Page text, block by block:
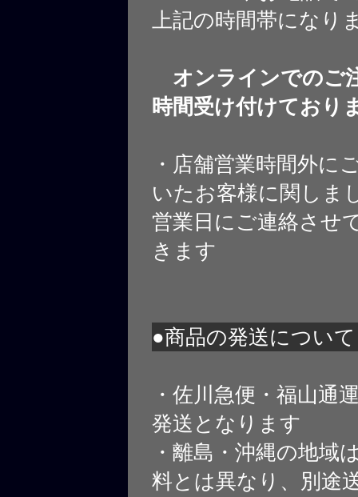
上記の時間帯になり
オンラインでのご
時間受け付けており
・店舗営業時間外に
いたお客様に関しま
営業日にご連絡させ
きます
●商品の発送について
・佐川急便・福山通
発送となります
・離島・沖縄の地域
料とは異なり、別途